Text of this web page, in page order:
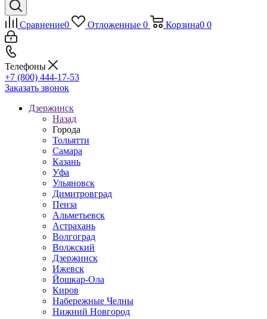
Сравнение0 Отложенные 0 Корзина0 0
Телефоны
+7 (800) 444-17-53
Заказать звонок
Дзержинск
Назад
Города
Тольятти
Самара
Казань
Уфа
Ульяновск
Димитровград
Пенза
Альметьевск
Астрахань
Волгоград
Волжский
Дзержинск
Ижевск
Йошкар-Ола
Киров
Набережные Челны
Нижний Новгород